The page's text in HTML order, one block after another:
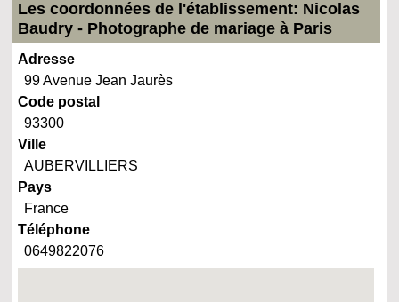
Les coordonnées de l'établissement: Nicolas
Baudry - Photographe de mariage à Paris
Adresse
99 Avenue Jean Jaurès
Code postal
93300
Ville
AUBERVILLIERS
Pays
France
Téléphone
0649822076